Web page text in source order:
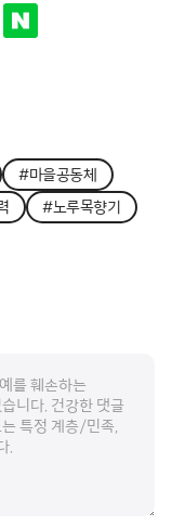
#마을공동체
#노루목향기